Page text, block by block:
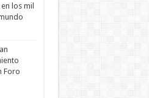
los mil
Foro